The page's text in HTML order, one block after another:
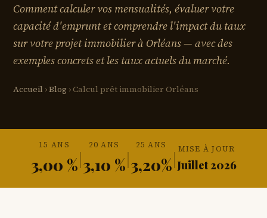
Comment calculer vos mensualités, évaluer votre
capacité d'emprunt et comprendre l'impact du taux
sur votre projet immobilier à Orléans — avec des
exemples concrets et les taux actuels du marché.
Accueil ›Blog › Calcul prêt immobilier Orléans
15 ANS
3,00 %|
20 ANS
3,10 %|
25 ANS
3,20%| MISE À JOUR
Juillet 2026